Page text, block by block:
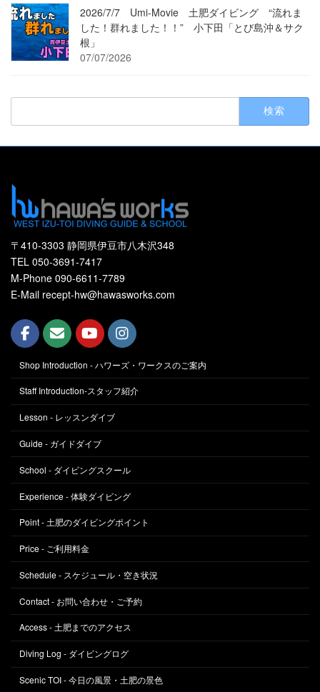
2026/7/7 Umi-Movie 土肥ダイビング “流れま
した！群れました！！” 小下田「とび島沖＆サク
根」
07/07/2026
検
〒410-3303 静岡県伊豆市八木沢348
TEL 050-3691-7417
M-Phone 090-6611-7789
E-Mail recept-hw@hawasworks.com
Shop Introduction - ハワーズ・ワークスのご案内
Staff Introduction-スタッフ紹介
Lesson - レッスンダイブ
Guide - ガイドダイブ
School - ダイビングスクール
Experience - 体験ダイビング
Point - 土肥のダイビングポイント
Price - ご利用料金
Schedule - スケジュール・空き状況
Contact - お問い合わせ・ご予約
Access - 土肥までのアクセス
Diving Log - ダイビングログ
Scenic TOI - 今日の風景・土肥の景色